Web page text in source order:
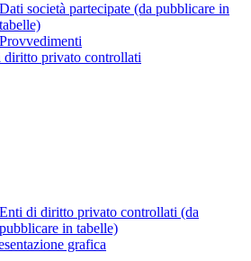
Dati società partecipate (da pubblicare in
tabelle)
Provvedimenti
diritto privato controllati
Enti di diritto privato controllati (da
pubblicare in tabelle)
grafica